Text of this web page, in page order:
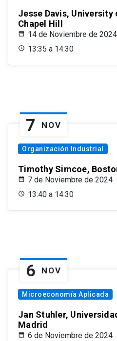
Jesse Davis,
Chapel Hill
14 de Noviembre de 2024
13:35 a 14:30
7 NOV
Organización Industrial
Timothy Simcoe,
7 de Noviembre de 2024
13:40 a 14:30
6 NOV
Microeconomía Aplicada
Jan Stuhler,
Madrid
6 de Noviembre de 2024